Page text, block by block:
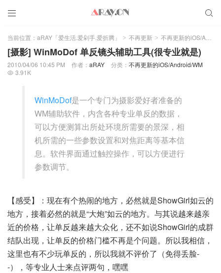
 
当前位置： aRAY「爱生活.爱剁手.爱折腾」 > 不再更新 > 不再更新的iOS/Android/WM
[摄影] WinMoDof 单反镜头辅助工具(很专业就是)
2010/04/06 10:45 PM 作者： aRAY 分类： 不再更新的iOS/Android/WM
 3.91K
WinMoDof是一个专门为摄影爱好者准备的
WM辅助软件，内含各种专业单反的数据，
可以方便测算出所处环境所需要的景深，相
机所需的一些参数设置和对焦距离等基本信
息。软件界面通过触控操作，可以方便进行
参数调节。
【感受】：现在有个热闹的地方，必然就是ShowGirl如云的
地方，接着必然的就是“大炮”如云的地方。与其说越来越亲
近的价格，让单反越来越大众化，还不如说ShowGirl的成群
结队出现，让单反的价格门槛不再是个问题。所以我相信，
这里也有不少玩单反的，所以我就不评价了（免得丢脸-
-），等专业人士来点评两句，嘿嘿